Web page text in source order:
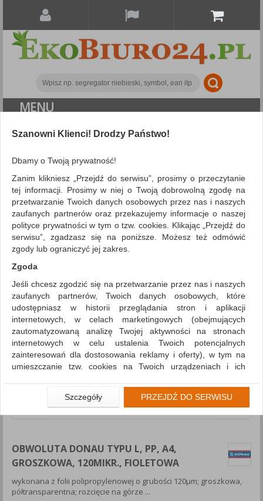
MENU
Archiwizacja dokumentów
groszkowa, 120mikr., fioletowa
OBWOLUTA DONAU TYPU L, PP, A4,
GROSZKOWA, 120MIKR., FIOLETOWA
wykonana z folii polipropylenowej o grubości 120μm; groszkowa,
półtransparentna; rozcięcie na górze ...
Szanowni Klienci! Drodzy Państwo!
Dbamy o Twoją prywatność!
Zanim klikniesz „Przejdź do serwisu”, prosimy o przeczytanie
tej informacji. Prosimy w niej o Twoją dobrowolną zgodę na
przetwarzanie Twoich danych osobowych przez nas i naszych
zaufanych partnerów oraz przekazujemy informacje o naszej
polityce prywatności w tym o tzw. cookies. Klikając „Przejdź do
serwisu”, zgadzasz się na poniższe. Możesz też odmówić
zgody lub ograniczyć jej zakres.
Zgoda
Jeśli chcesz zgodzić się na przetwarzanie przez nas i naszych
zaufanych partnerów, Twoich danych osobowych, które
udostępniasz w historii przeglądania stron i aplikacji
internetowych, w celach marketingowych (obejmujących
zautomatyzowaną analizę Twojej aktywności na stronach
internetowych w celu ustalenia Twoich potencjalnych
zainteresowań dla dostosowania reklamy i oferty), w tym na
umieszczanie tzw. cookies na Twoich urządzeniach i ich
Jeśli nie chcesz wyrazić zgody lub ograniczyć jej zakres, kliknij
„Szczegóły”, gdzie znajdziesz wszelkie informacje o tym jak to
W przypadku użytkowników zalogowanych, aby umożliwić
prawidłową realizację Umowy z Państwem i związane z tym
np. wysłanie potwierdzenia zamówienia na Państwa email lub
wyświetlenie Państwu prawidłowych informacji o promocjach
Szczegóły PRZEJDŹ DO SERWISU